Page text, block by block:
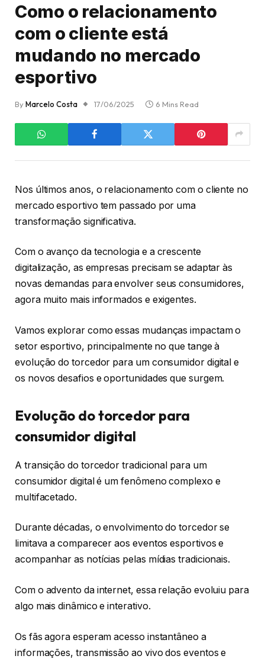
Como o relacionamento
com o cliente está
mudando no mercado
esportivo
ByMarcelo Costa 17/06/2025 6 Mins Read
Nos últimos anos, o relacionamento com o cliente no
mercado esportivo tem passado por uma
transformação significativa.
Com o avanço da tecnologia e a crescente
digitalização, as empresas precisam se adaptar às
novas demandas para envolver seus consumidores,
agora muito mais informados e exigentes.
Vamos explorar como essas mudanças impactam o
setor esportivo, principalmente no que tange à
evolução do torcedor para um consumidor digital e
os novos desafios e oportunidades que surgem.
Evolução do torcedor para
consumidor digital
A transição do torcedor tradicional para um
consumidor digital é um fenômeno complexo e
multifacetado.
Durante décadas, o envolvimento do torcedor se
limitava a comparecer aos eventos esportivos e
acompanhar as notícias pelas mídias tradicionais.
Com o advento da internet, essa relação evoluiu para
algo mais dinâmico e interativo.
Os fãs agora esperam acesso instantâneo a
informações, transmissão ao vivo dos eventos e